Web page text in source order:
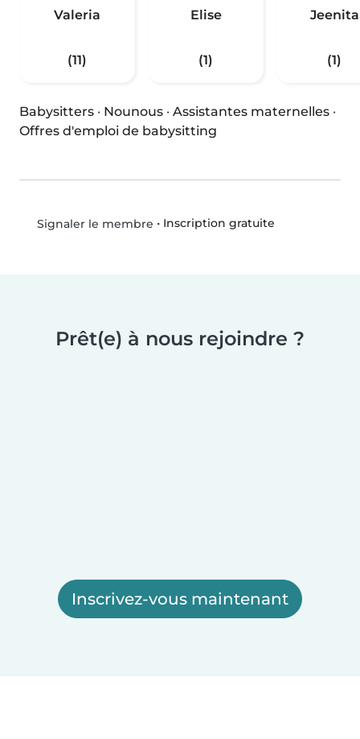
Valeria
(11)
Elise
(1)
Jeenita
(1)
Babysitters · Nounous · Assistantes maternelles ·
Offres d'emploi de babysitting
Signaler le membre • Inscription gratuite
Prêt(e) à nous rejoindre ?
Inscrivez-vous maintenant